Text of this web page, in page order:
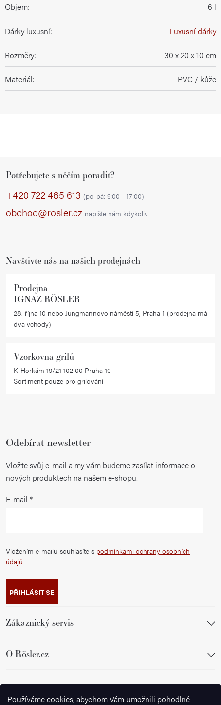
Používáme cookies, abychom Vám umožnili pohodlné
Objem: 6 l
Dárky luxusní: Luxusní dárky
Rozměry: 30 x 20 x 10 cm
Materiál: PVC / kůže
Potřebujete s něčím poradit?
+420 722 465 613 (po-pá: 9:00 - 17:00)
obchod@rosler.cz napište nám kdykoliv
Navštivte nás na našich prodejnách
Prodejna
IGNAZ RÖSLER
28. října 10 nebo Jungmannovo náměstí 5, Praha 1 (prodejna má
dva vchody)
Vzorkovna grilů
K Horkám 19/21 102 00 Praha 10
Sortiment pouze pro grilování
Odebírat newsletter
Vložte svůj e-mail a my vám budeme zasílat informace o
nových produktech na našem e-shopu.
E-mail
Vložením e-mailu souhlasíte s podmínkami ochrany osobních
údajů
PŘIHLÁSIT SE
Zákaznický servis
O Rösler.cz
Sledujte nás